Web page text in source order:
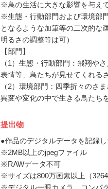
※鳥の生活に大きな影響を与え
※生態・行動部門および環境部
となるような加筆等の二次的な
明るさの調整等は可）
【部門】
（1）生態・行動部門：飛翔や
表情等、鳥たちが見せてくれる
（2）環境部門：四季折々のさ
異変や変化の中で生きる鳥たち
提出物
●作品のデジタルデータを記録
※2MB以上のjpegファイル
※RAWデータ不可
※サイズは800万画素以上（
※デジタル一眼カメラ、コンパ